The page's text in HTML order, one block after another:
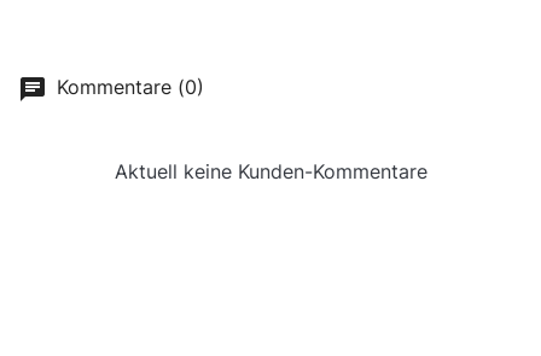
Kommentare (0)
Aktuell keine Kunden-Kommentare